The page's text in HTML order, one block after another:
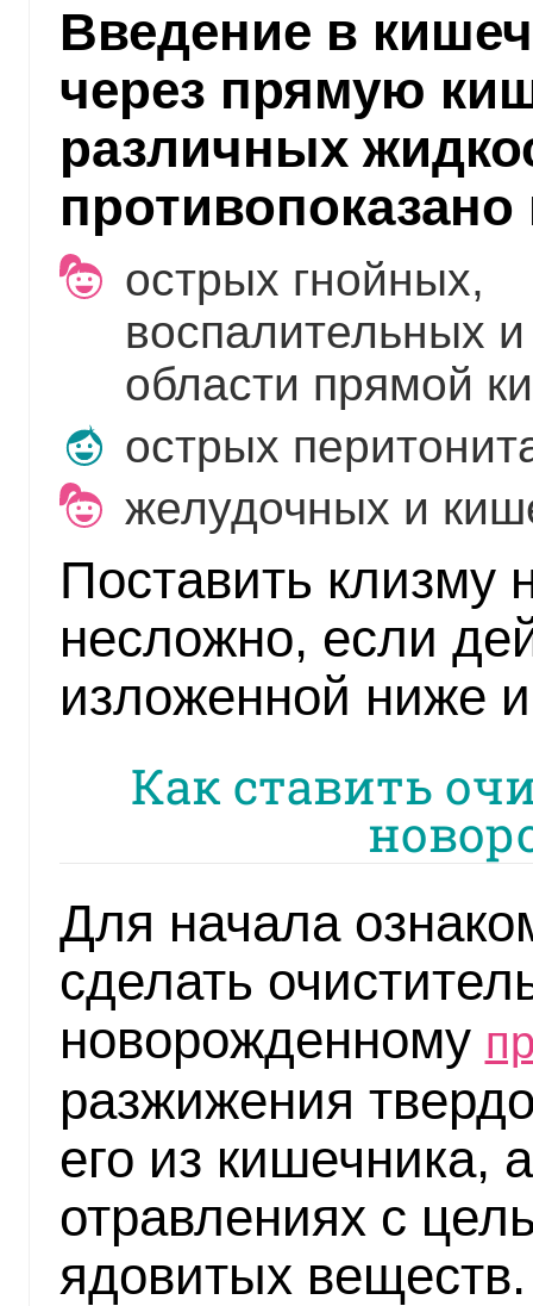
Введение в
через прямую
различных
острых гнойных,
воспалительных
области прямой
острых
желудочных и
Поставить клизму
несложно, если
изложенной ниже
Как ставить
Для начала
сделать
новорожденному
разжижения
его из кишечника,
отравлениях с
ядовитых веществ.